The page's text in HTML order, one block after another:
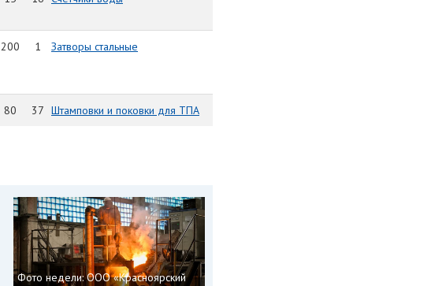
200 1 Затворы стальные
80 37 Штамповки и поковки для ТПА
Фото недели: ООО «Красноярский